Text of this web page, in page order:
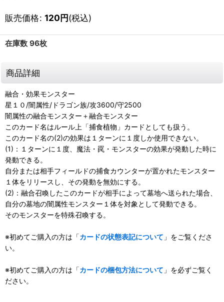
販売価格: 120円(税込)
在庫数 96枚
商品詳細
融合・効果モンスター
星１０/闇属性/ドラゴン族/攻3600/守2500
闇属性の融合モンスター＋融合モンスター
このカード名はルール上「捕食植物」カードとしても扱う。
このカード名の(2)の効果は１ターンに１度しか使用できない。
(1)：１ターンに１度、魔法・罠・モンスターの効果が発動した時に
発動できる。
自分または相手フィールドの捕食カウンターが置かれたモンスター
１体をリリースし、その発動を無効にする。
(2)：融合召喚したこのカードが相手によって墓地へ送られた場合、
自分の墓地の闇属性モンスター１体を対象として発動できる。
そのモンスターを特殊召喚する。
※初めてご購入の方は「カードの状態表記について 」をご覧くださ
い。
※初めてご購入の方は「カードの梱包方法について 」を必ずご覧く
ださい。